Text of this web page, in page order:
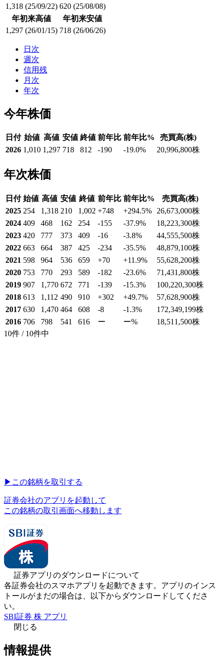
1,318 (25/09/22) 620 (25/08/08)
年初来高値
年初来安値
1,297 (26/01/15) 718 (26/06/26)
日次
週次
信用残
月次
年次
今年株価
日付 始値 高値 安値 終値 前年比 前年比%
売買高(株)
2026 1,010 1,297 718 812 -190 -19.0% 20,996,800株
年次株価
日付 始値 高値 安値 終値 前年比 前年比%
売買高(株)
2025 254 1,318 210 1,002 +748 +294.5% 26,673,000株
2024 409 468 162 254 -155 -37.9% 18,223,300株
2023 420 777 373 409 -16 -3.8% 44,555,500株
2022 663 664 387 425 -234 -35.5% 48,879,100株
2021 598 964 536 659 +70 +11.9% 55,628,200株
2020 753 770 293 589 -182 -23.6% 71,431,800株
2019 907 1,770 672 771 -139 -15.3% 100,220,300株
2018 613 1,112 490 910 +302 +49.7% 57,628,900株
2017 630 1,470 464 608 -8 -1.3% 172,349,199株
2016 706 798 541 616 ー ー% 18,511,500株
10件 / 10件中
▶︎ この銘柄を取引する
証券会社のアプリを起動して
この銘柄の取引画面へ移動します
証券アプリのダウンロードについて
各証券会社のスマホアプリを起動できます。アプリのインス
トールがまだの場合は、以下からダウンロードしてくださ
い。
SBI証券 株 アプリ
閉じる
情報提供